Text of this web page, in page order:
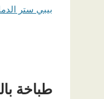
بيبي ستر
طباخة